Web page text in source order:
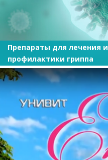
Препараты для лечения и
профилактики гриппа